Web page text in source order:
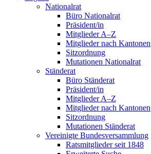
Nationalrat
Büro Nationalrat
Präsident/in
Mitglieder A–Z
Mitglieder nach Kantonen
Sitzordnung
Mutationen Nationalrat
Ständerat
Büro Ständerat
Präsident/in
Mitglieder A–Z
Mitglieder nach Kantonen
Sitzordnung
Mutationen Ständerat
Vereinigte Bundesversammlung
Ratsmitglieder seit 1848